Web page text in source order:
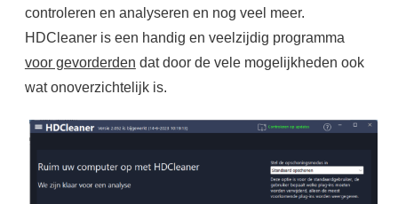
controleren en analyseren en nog veel meer.
HDCleaner is een handig en veelzijdig programma
voor gevorderden dat door de vele mogelijkheden ook
wat onoverzichtelijk is.